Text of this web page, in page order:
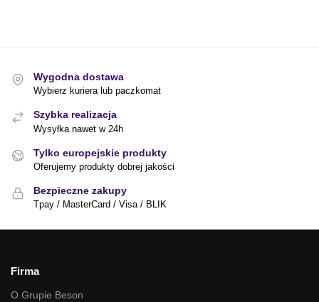
Wygodna dostawa
Wybierz kuriera lub paczkomat
Szybka realizacja
Wysyłka nawet w 24h
Tylko europejskie produkty
Oferujemy produkty dobrej jakości
Bezpieczne zakupy
Tpay / MasterCard / Visa / BLIK
Firma
O Grupie Beson